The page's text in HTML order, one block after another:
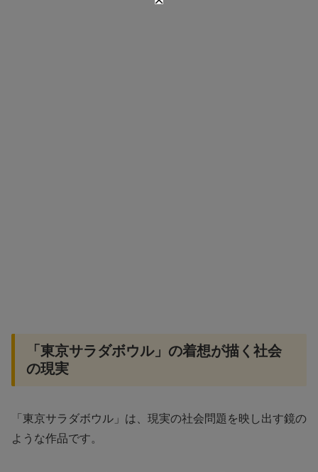
「東京サラダボウル」の着想が描く社会
の現実
「東京サラダボウル」は、現実の社会問題を映し出す鏡の
ような作品です。